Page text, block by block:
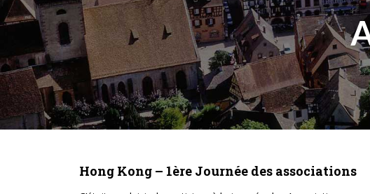
Hong Kong – 1ère Journée des associations